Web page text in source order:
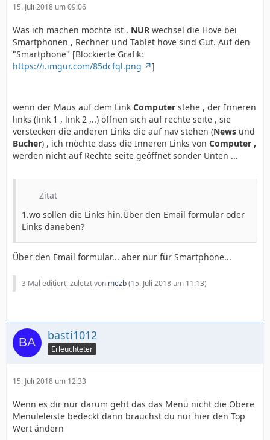
15. Juli 2018 um 09:06
Was ich machen möchte ist , NUR wechsel die Hove bei
Smartphonen , Rechner und Tablet hove sind Gut. Auf den
"Smartphone" [Blockierte Grafik:
https://i.imgur.com/85dcfql.png
]
wenn der Maus auf dem Link Computer stehe , der Inneren
links (link 1 , link 2 ,..) öffnen sich auf rechte seite , sie
verstecken die anderen Links die auf nav stehen (News und
Bucher) , ich möchte dass die Inneren Links von Computer ,
werden nicht auf Rechte seite geöffnet sonder Unten ...
Zitat
1.wo sollen die Links hin.Über den Email formular oder
Links daneben?
Über den Email formular... aber nur für Smartphone...
3 Mal editiert, zuletzt von mezb(15. Juli 2018 um 11:13)
basti1012
Erleuchteter
15. Juli 2018 um 12:33
Wenn es dir nur darum geht das das Menü nicht die Obere
Menüleleiste bedeckt dann brauchst du nur hier den Top
Wert ändern